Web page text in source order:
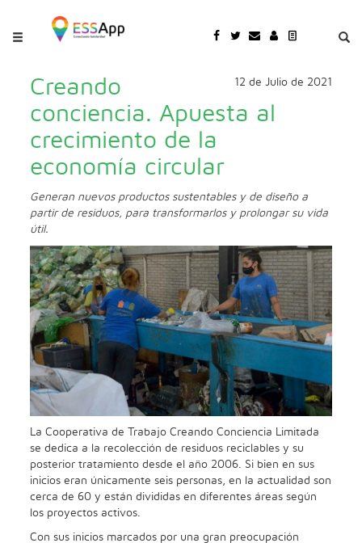
12 de Julio de 2021
Creando
conciencia. Apuesta al
crecimiento de la
economía circular
Generan nuevos productos sustentables y de diseño a
partir de residuos, para transformarlos y prolongar su vida
útil.
La Cooperativa de Trabajo Creando Conciencia Limitada
se dedica a la recolección de residuos reciclables y su
posterior tratamiento desde el año 2006. Si bien en sus
inicios eran únicamente seis personas, en la actualidad son
cerca de 60 y están divididas en diferentes áreas según
los proyectos activos.
Con sus inicios marcados por una gran preocupación